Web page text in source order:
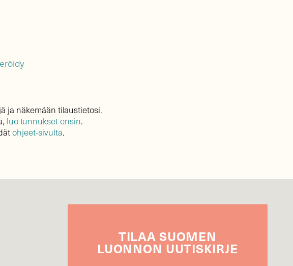
ja näkemään tilaustietosi.
luo tunnukset ensin.
ohjeet-sivulta.
TILAASUOMEN
LUONNON UUTIS­KIRJE